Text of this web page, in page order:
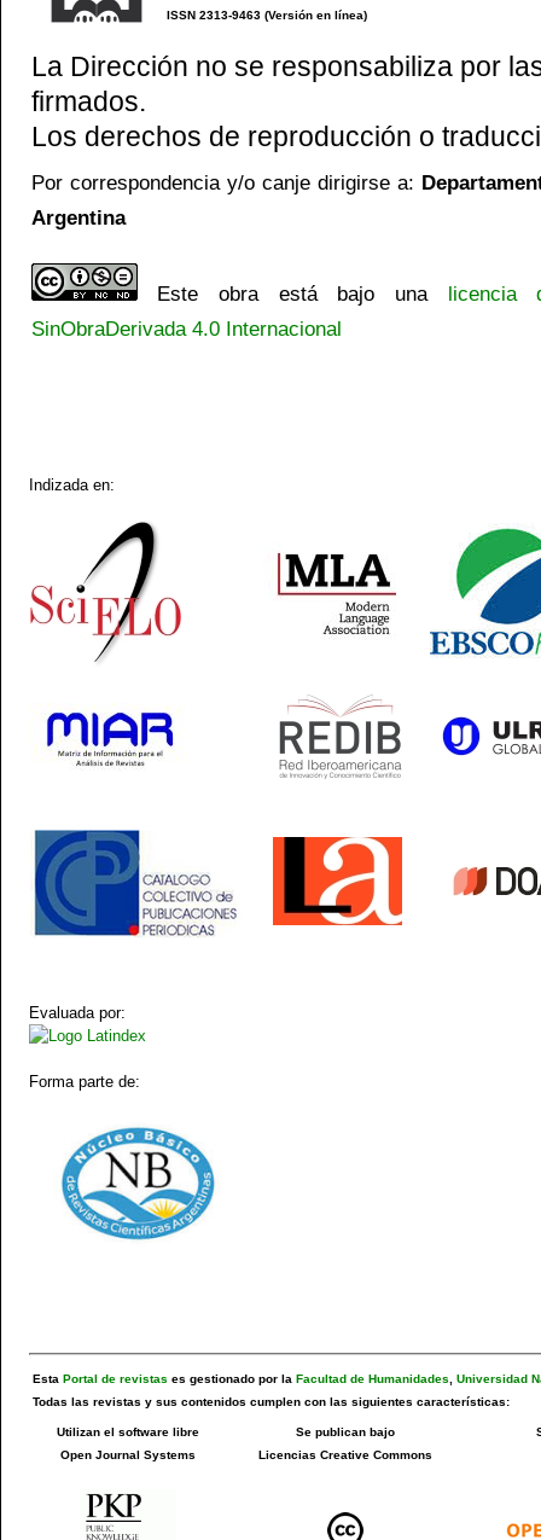
ISSN 2313-9463 (Versión en línea)
La Dirección no se responsabiliza por
firmados.
Los derechos de reproducción o
Por correspondencia y/o canje dirigirse a:
Argentina
Este obra está bajo una licencia
SinObraDerivada 4.0 Internacional
Indizada en:
Evaluada por:
Forma parte de:
EstaPortal de revistas es gestionado por laFacultad de Humanidades ,Universidad
Todas las revistas y sus contenidos cumplen con las siguientes características:
Utilizan el software libre
Open Journal Systems
Se publican bajo
Licencias Creative Commons